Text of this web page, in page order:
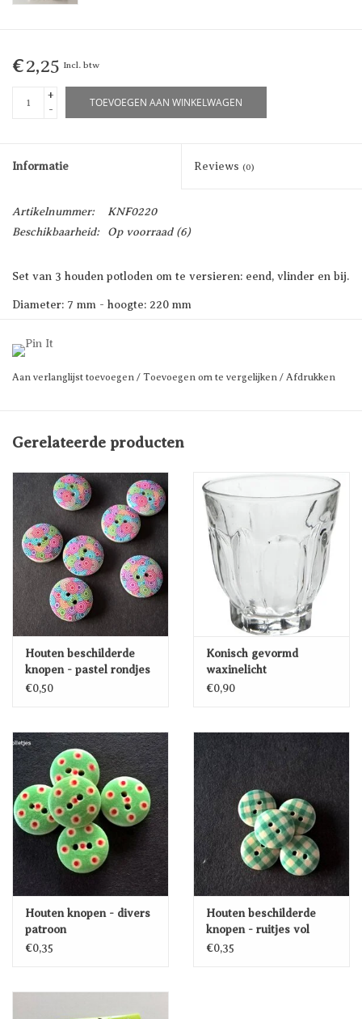
€2,25 Incl. btw
+
-
TOEVOEGEN AAN WINKELWAGEN
Informatie Reviews (0)
Artikelnummer:
KNF0220
Beschikbaarheid:
Op voorraad(6)
Set van 3 houden potloden om te versieren: eend, vlinder en bij.
Diameter: 7 mm - hoogte: 220 mm
Aan verlanglijst toevoegen / Toevoegen om te vergelijken / Afdrukken
Gerelateerde producten
Houten beschilderde
knopen - pastel rondjes
€0,50
Konisch gevormd
waxinelicht
€0,90
Houten knopen - divers
patroon
€0,35
Houten beschilderde
knopen - ruitjes vol
patroon
€0,35